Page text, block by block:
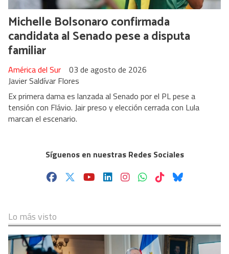
Michelle Bolsonaro confirmada
candidata al Senado pese a disputa
familiar
Javier Saldívar Flores
América del Sur 03 de agosto de 2026
Ex primera dama es lanzada al Senado por el PL pese a
tensión con Flávio. Jair preso y elección cerrada con Lula
marcan el escenario.
Síguenos en nuestras Redes Sociales
Lo más visto